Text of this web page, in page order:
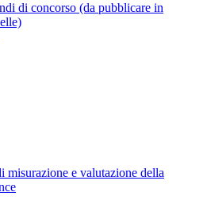
di concorso (da pubblicare in
misurazione e valutazione della